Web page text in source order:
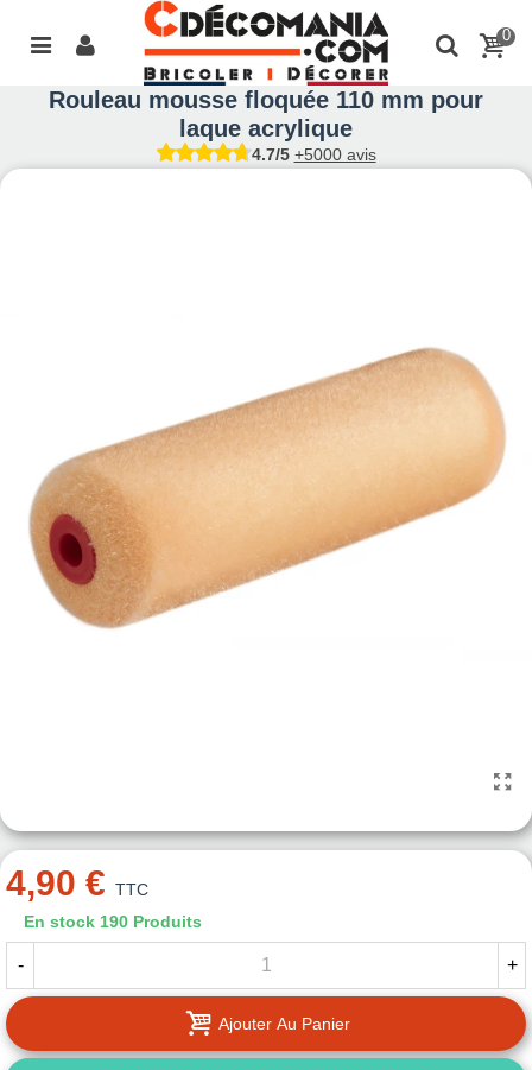
0
Rouleau mousse floquée 110 mm pour
laque acrylique
4.7/5 +5000 avis
4,90 € TTC
En stock 190 Produits
- +
Ajouter Au Panier